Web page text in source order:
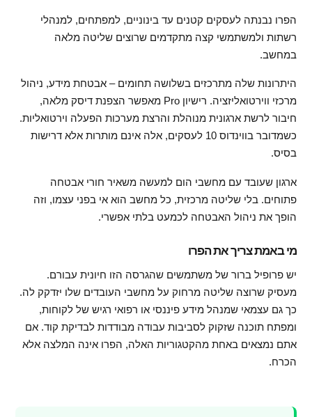
הפרו נבנתה לעסקים קטנים עד בינוניים, למפתחים, למנהלי
רשתות ולמשתמשי קצה מתקדמים שרוצים שליטה מלאה
במחשב.
היתרונות שלה מתרכזים בשלושה תחומים – אבטחת מידע, ניהול
מרכזי ווירטואליזציה. רישיון Pro מאפשר הצפנת דיסק מלאה,
חיבור לרשת ארגונית מנוהלת והרצת מערכות הפעלה וירטואליות.
כשמדובר בווינדוס 10 לעסקים, אלה אינם מותרות אלא דרישות
בסיס.
ארגון שעובד עם מחשבי הום למעשה משאיר חורי אבטחה
פתוחים. בלי שליטה מרכזית, כל מחשב הוא אי בפני עצמו, וזה
הופך את ניהול האבטחה לכמעט בלתי אפשרי.
מי באמת צריך את הפרו
יש פרופיל ברור של משתמשים שהגרסה הזו חיונית עבורם.
מעסיק שרוצה שליטה מרחוק על מחשבי העובדים שלו יזדקק לה.
כך גם עצמאי שמנהל מידע פיננסי או רפואי רגיש של לקוחות,
ומפתח תוכנה שזקוק לסביבות עבודה מבודדות לבדיקת קוד. אם
אתם נמצאים באחת מהקטגוריות האלה, הפרו אינה המלצה אלא
הכרח.